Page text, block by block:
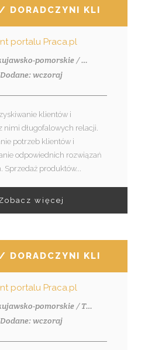
DORADCZYNI KLIENTA –
portalu Praca.pl
Lokalizacja: kujawsko-pomorskie / Włocławek
Dodane: wczoraj
klientów i
nimi długofalowych relacji.
potrzeb klientów i
odpowiednich rozwiązań
Sprzedaż produktów...
więcej
DORADCZYNI KLIENTA –
portalu Praca.pl
Lokalizacja: kujawsko-pomorskie / Toruń
Dodane: wczoraj